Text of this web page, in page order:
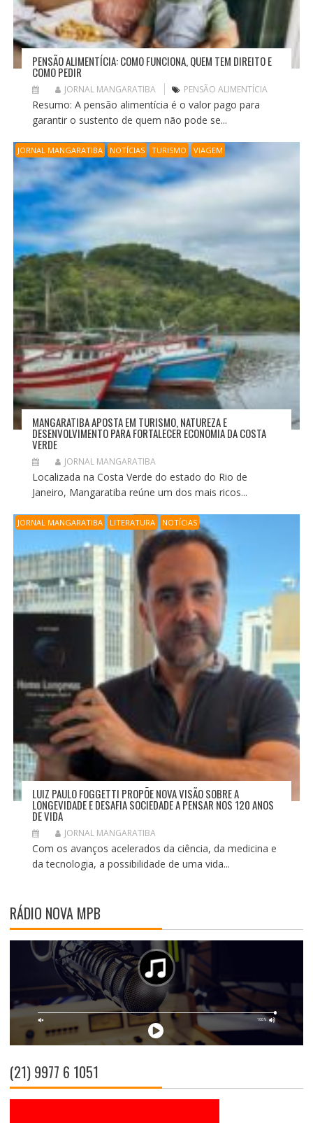
PENSÃO ALIMENTÍCIA: COMO FUNCIONA, QUEM TEM DIREITO E
COMO PEDIR
JORNAL MANGARATIBA PENSÃO ALIMENTÍCIA
Resumo: A pensão alimentícia é o valor pago para
garantir o sustento de quem não pode se...
JORNAL MANGARATIBA NOTÍCIAS TURISMO VIAGEM
MANGARATIBA APOSTA EM TURISMO, NATUREZA E
DESENVOLVIMENTO PARA FORTALECER ECONOMIA DA COSTA
VERDE
JORNAL MANGARATIBA
Localizada na Costa Verde do estado do Rio de
Janeiro, Mangaratiba reúne um dos mais ricos...
JORNAL MANGARATIBA LITERATURA NOTÍCIAS
LUIZ PAULO FOGGETTI PROPÕE NOVA VISÃO SOBRE A
LONGEVIDADE E DESAFIA SOCIEDADE A PENSAR NOS 120 ANOS
DE VIDA
JORNAL MANGARATIBA
Com os avanços acelerados da ciência, da medicina e
da tecnologia, a possibilidade de uma vida...
RÁDIO NOVA MPB
(21) 9977 6 1051